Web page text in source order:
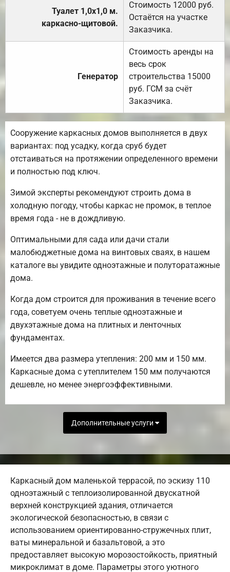
Туалет 1,0х1,0 м.
каркасно-щитовой.
Стоимость 12000 руб.
Остаётся на участке
Заказчика.
Генератор
Стоимость аренды на
весь срок
строительства 15000
руб. ГСМ за счёт
Заказчика.
Сооружение каркасных домов выполняется в двух
вариантах: под усадку, когда сруб будет
отстаиваться на протяжении определенного времени
и полностью под ключ.
Зимой эксперты рекомендуют строить дома в
холодную погоду, чтобы каркас не промок, в теплое
время года - не в дождливую.
Оптимальными для сада или дачи стали
малобюджетные дома на винтовых сваях, в нашем
каталоге вы увидите одноэтажные и полуторатажные
дома.
Когда дом строится для проживания в течение всего
года, советуем очень теплые одноэтажные и
двухэтажные дома на плитных и ленточных
фундаментах.
Имеется два размера утепления: 200 мм и 150 мм.
Каркасные дома с утеплителем 150 мм получаются
дешевле, но менее энергоэффективными.
Дополнительные услуги
Каркасный дом маленькой террасой, по эскизу 110
одноэтажный с теплоизолированной двускатной
верхней конструкцией здания, отличается
экологической безопасностью, в связи с
использованием ориентированно-стружечных плит,
ваты минеральной и базальтовой, а это
предоставляет высокую морозостойкость, приятный
микроклимат в доме. Параметры этого уютного